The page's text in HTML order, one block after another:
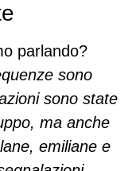
parlando?
sono
sono state
ma anche
emiliane e